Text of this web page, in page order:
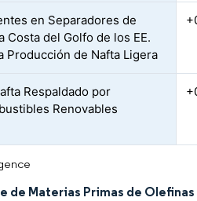
en Separadores de
Costa del Golfo de los EE.
Producción de Nafta Ligera
Respaldado por
Renovables
de Materias Primas de